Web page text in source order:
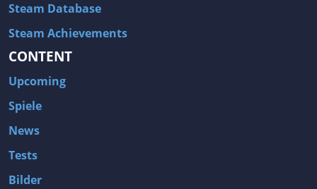
Steam Database
Steam Achievements
CONTENT
Upcoming
Spiele
News
Tests
Bilder